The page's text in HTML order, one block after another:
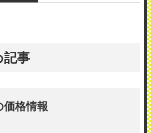
記事
価格情報